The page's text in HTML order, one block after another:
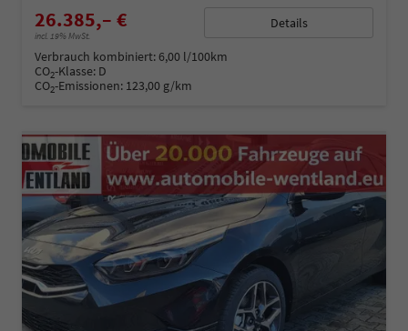
26.385,– €
incl. 19% MwSt.
Details
Verbrauch kombiniert:6,00 l/100km
CO2-Klasse: D
CO2-Emissionen: 123,00 g/km